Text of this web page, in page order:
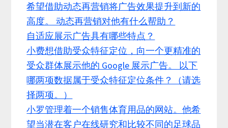
希望借助动态再营销将广告效果提升到新的
高度。 动态再营销对他有什么帮助？
自适应展示广告具有哪些特点？
小费想借助受众特征定位，向一个更精准的
受众群体展示他的 Google 展示广告。 以下
哪两项数据属于受众特征定位条件？（请选
择两项。）
小罗管理着一个销售体育用品的网站。他希
望当潜在客户在线研究和比较不同的足球品